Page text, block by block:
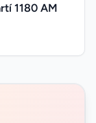
1180 AM